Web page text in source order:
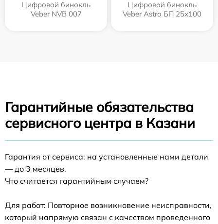
Цифровой бинокль
Veber NVB 007
Цифровой бинокль
Veber Astro БП 25x100
Гарантийные обязательства
сервисного центра в Казани
Гарантия от сервиса: на установленные нами детали
— до 3 месяцев.
Что считается гарантийным случаем?
Для работ: Повторное возникновение неисправности,
который напрямую связан с качеством проведенного